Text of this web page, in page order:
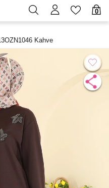
0
Kahve